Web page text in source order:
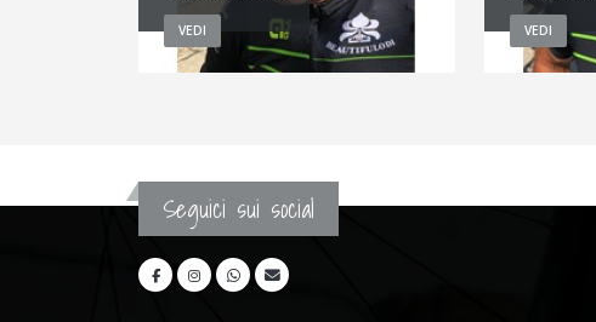
VEDI VEDI
Seguici sui social